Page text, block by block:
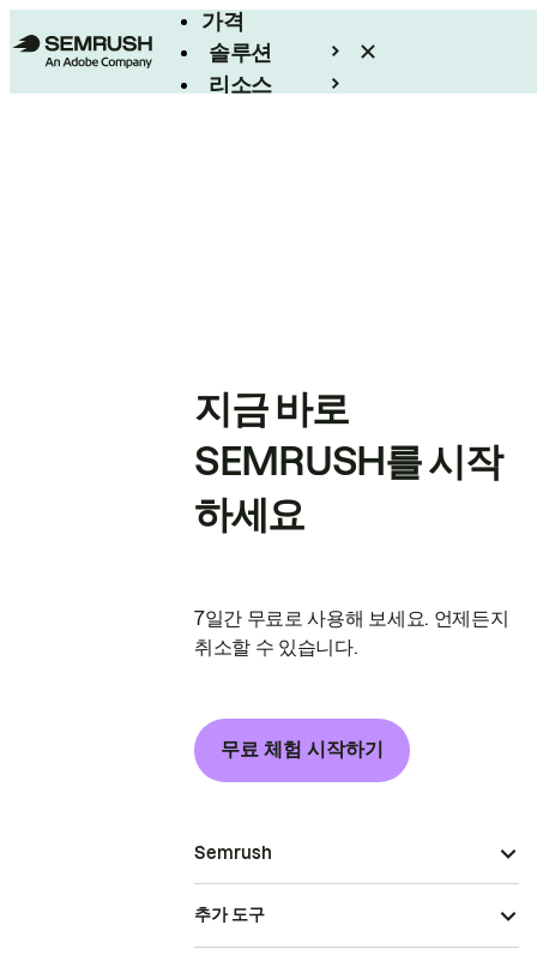
가격
솔루션
리소스
지금 바로
SEMRUSH를 시작
하세요
7일간 무료로 사용해 보세요. 언제든지
취소할 수 있습니다.
무료 체험 시작하기
Semrush
추가 도구